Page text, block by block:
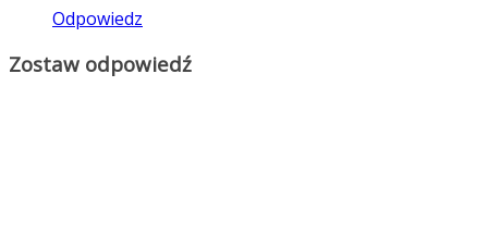
Odpowiedz
Zostaw odpowiedź